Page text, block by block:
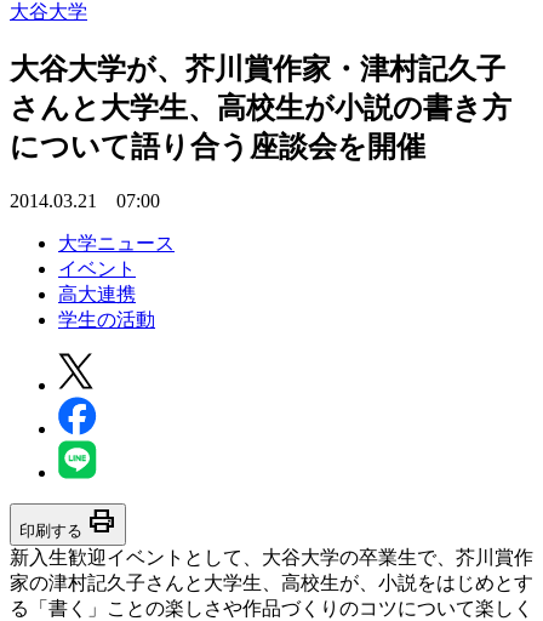
大谷大学
大谷大学が、芥川賞作家・津村記久子
さんと大学生、高校生が小説の書き方
について語り合う座談会を開催
2014.03.21 07:00
大学ニュース
イベント
高大連携
学生の活動
印刷する print
新入生歓迎イベントとして、大谷大学の卒業生で、芥川賞作
家の津村記久子さんと大学生、高校生が、小説をはじめとす
る「書く」ことの楽しさや作品づくりのコツについて楽しく